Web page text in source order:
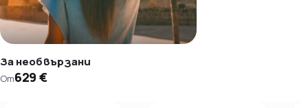
За необвързани
От629 €